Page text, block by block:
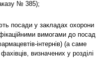
№ 385);
посади у закладах охорони
вимогами до посад
інтернів) (а саме
визначених у розділі